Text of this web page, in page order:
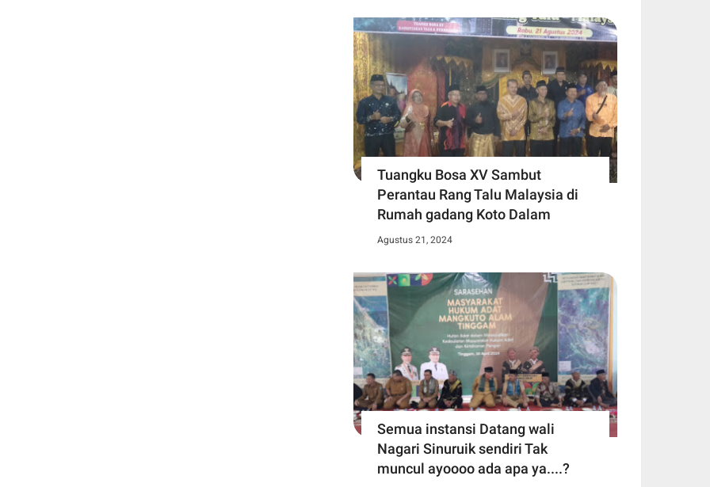
Tuangku Bosa XV Sambut
Perantau Rang Talu Malaysia di
Rumah gadang Koto Dalam
Agustus 21, 2024
Semua instansi Datang wali
Nagari Sinuruik sendiri Tak
muncul ayoooo ada apa ya....?